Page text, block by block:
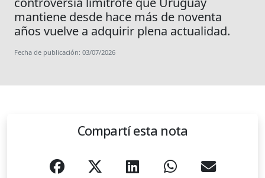
mantiene desde hace más de noventa
años vuelve a adquirir plena actualidad.
Fecha de publicación: 03/07/2026
Compartí esta nota